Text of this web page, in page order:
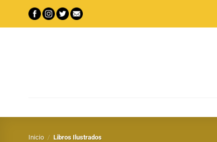
contenido
Inicio / Libros Ilustrados